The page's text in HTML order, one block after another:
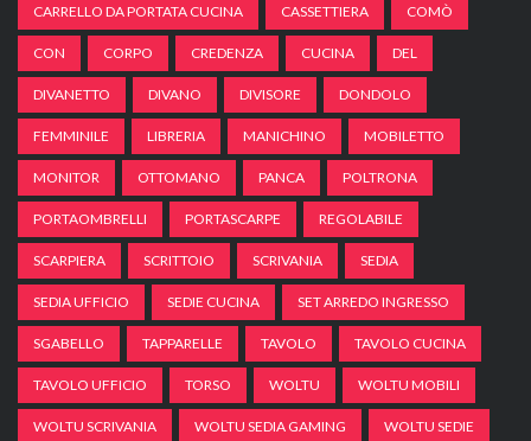
CARRELLO DA PORTATA CUCINA CASSETTIERA COMÒ
CON CORPO CREDENZA CUCINA DEL
DIVANETTO DIVANO DIVISORE DONDOLO
FEMMINILE LIBRERIA MANICHINO MOBILETTO
MONITOR OTTOMANO PANCA POLTRONA
PORTAOMBRELLI PORTASCARPE REGOLABILE
SCARPIERA SCRITTOIO SCRIVANIA SEDIA
SEDIA UFFICIO SEDIE CUCINA SET ARREDO INGRESSO
SGABELLO TAPPARELLE TAVOLO TAVOLO CUCINA
TAVOLO UFFICIO TORSO WOLTU WOLTU MOBILI
WOLTU SCRIVANIA WOLTU SEDIA GAMING WOLTU SEDIE